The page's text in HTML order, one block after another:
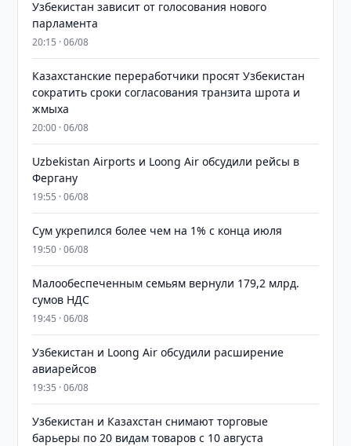
Узбекистан зависит от голосования нового
парламента
20:15 · 06/08
Казахстанские переработчики просят Узбекистан
сократить сроки согласования транзита шрота и
жмыха
20:00 · 06/08
Uzbekistan Airports и Loong Air обсудили рейсы в
Фергану
19:55 · 06/08
Сум укрепился более чем на 1% с конца июля
19:50 · 06/08
Малообеспеченным семьям вернули 179,2 млрд.
сумов НДС
19:45 · 06/08
Узбекистан и Loong Air обсудили расширение
авиарейсов
19:35 · 06/08
Узбекистан и Казахстан снимают торговые
барьеры по 20 видам товаров с 10 августа